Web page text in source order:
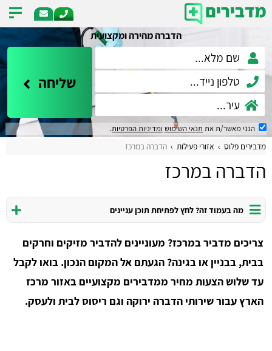
הדברה מהירה ומקצועית
שליחה
הנני מאשר/ת את תנאי השימוש ומדיניות הפרטיות.
מדבירים פלוס אזורי פעילות הדברה במרכז
הדברה במרכז
מה בעמוד זה? לחץ לפתיחת תוכן עניינים
צריכים מדביר במרכז? מעוניינים להדביר מזיקים וחרקים
בבית, בבניין או בגינה? הגעתם אל המקום הנכון. בואו לקבל
עד שלוש הצעות מחיר ממדבירים מקצועיים באזור מרכז
הארץ עבור שירותי הדברה ירוקה וגם ריסוס לבית ולעסק.